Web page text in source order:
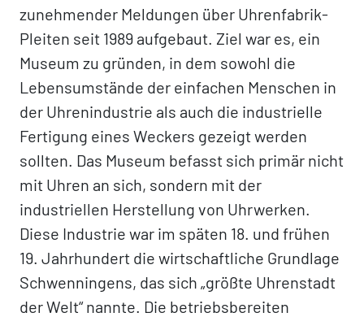
zunehmender Meldungen über Uhrenfabrik-
Pleiten seit 1989 aufgebaut. Ziel war es, ein
Museum zu gründen, in dem sowohl die
Lebensumstände der einfachen Menschen in
der Uhrenindustrie als auch die industrielle
Fertigung eines Weckers gezeigt werden
sollten. Das Museum befasst sich primär nicht
mit Uhren an sich, sondern mit der
industriellen Herstellung von Uhrwerken.
Diese Industrie war im späten 18. und frühen
19. Jahrhundert die wirtschaftliche Grundlage
Schwenningens, das sich „größte Uhrenstadt
der Welt“ nannte. Die betriebsbereiten